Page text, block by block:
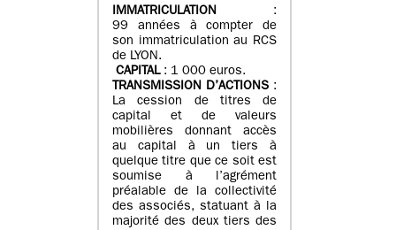
IMMATRICULATION :
99 années à compter de
son immatriculation au RCS
de LYON.
CAPITAL: 1 000 euros.
TRANSMISSION D’ACTIONS :
La cession de titres de
capital et de valeurs
mobilières donnant accès
au capital à un tiers à
quelque titre que ce soit est
soumise à l’agrément
préalable de la collectivité
des associés, statuant à la
majorité des deux tiers des